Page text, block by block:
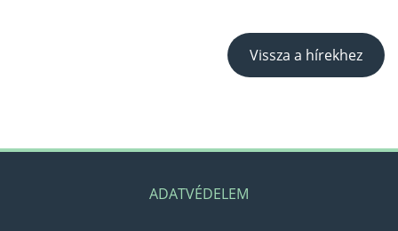
Vissza a hírekhez
ADATVÉDELEM